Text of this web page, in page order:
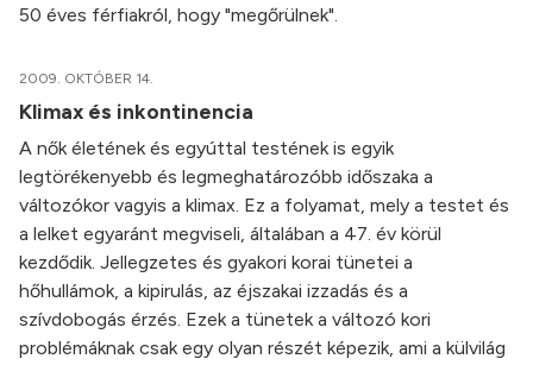
50 éves férfiakról, hogy "megőrülnek".
2009. OKTÓBER 14.
Klimax és inkontinencia
A nők életének és egyúttal testének is egyik
legtörékenyebb és legmeghatározóbb időszaka a
változókor vagyis a klimax. Ez a folyamat, mely a testet és
a lelket egyaránt megviseli, általában a 47. év körül
kezdődik. Jellegzetes és gyakori korai tünetei a
hőhullámok, a kipirulás, az éjszakai izzadás és a
szívdobogás érzés. Ezek a tünetek a változó kori
problémáknak csak egy olyan részét képezik, ami a külvilág